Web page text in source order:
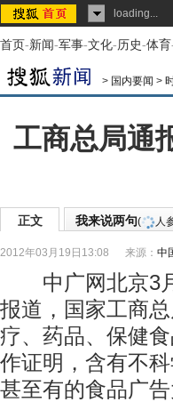
loading...
首页-新闻-军事-文化-历史-体育
> 国内要闻 >
工商总局通
正文 我来说两句( 人
2012年03月19日13:08 来源： 中
中广网北京3月
报道，国家工商
疗、药品、保健
作证明，含有不
甚至有的食品广